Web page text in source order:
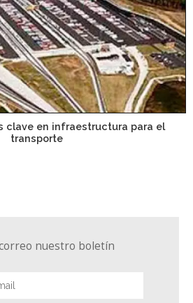
clave en infraestructura para el
transporte
nuestro boletín